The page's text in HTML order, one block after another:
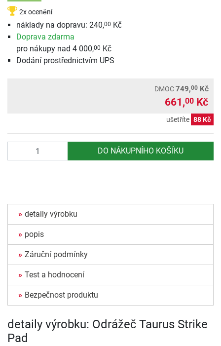
2x ocenění
náklady na dopravu: 240,00 Kč
Doprava zdarma
pro nákupy nad 4 000,00 Kč
Dodání prostřednictvím UPS
DMOC749,00 Kč
661,00 Kč
ušetříte 88 Kč
DO NÁKUPNÍHO KOŠÍKU
detaily výrobku
popis
Záruční podmínky
Test a hodnocení
Bezpečnost produktu
detaily výrobku: Odrážeč Taurus Strike
Pad